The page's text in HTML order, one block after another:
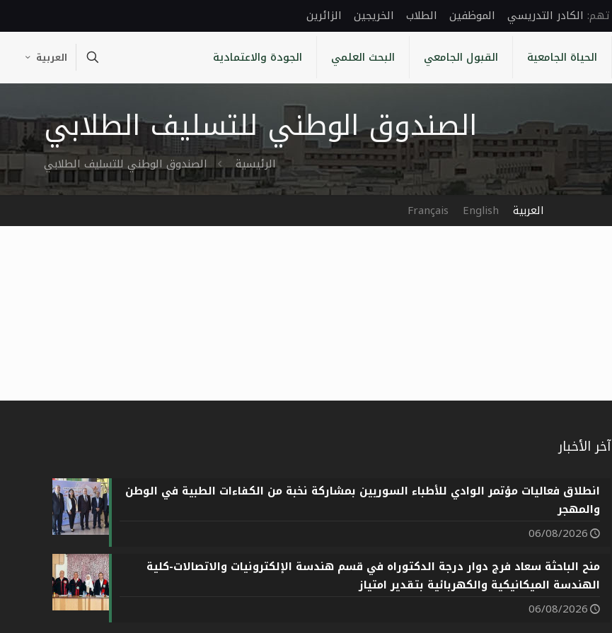
الكادر التدريسي الموظفين الطلاب الخريجين الزائرين
الحياة الجامعية القبول الجامعي البحث العلمي الجودة والاعتمادية العربية
الصندوق الوطني للتسليف الطلابي
الرئيسية الصندوق الوطني للتسليف الطلابي
آخر الأخبار
انطلاق فعاليات مؤتمر الوادي للأطباء السوريين بمشاركة نخبة من الكفاءات الطبية في الوطن
والمهجر
06/08/2026
منح الباحثة سعاد فرج دوار درجة الدكتوراه في قسم هندسة الإلكترونيات والاتصالات-كلية
الهندسة الميكانيكية والكهربائية بتقدير امتياز
06/08/2026
العربية English
Français